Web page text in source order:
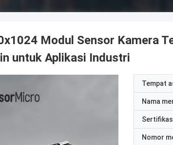
Modul Sensor Kamera
untuk Aplikasi Industri
Tempat
Nama
Nomor